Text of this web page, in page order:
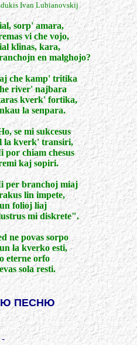
Ivan Lubianovskij
sorp' amara,
vi che vojo,
klinas, kara,
en malghojo?
che kamp' tritika
river' najbara
kverk' fortika,
la senpara.
se mi sukcesus
la kverk' transiri,
por chiam chesus
kaj sopiri.
per branchoj miaj
lin impete,
folioj liaj
mi diskrete".
ne povas sorpo
la kverko esti,
eterne orfo
sola resti.
ПЕСНЮ
-